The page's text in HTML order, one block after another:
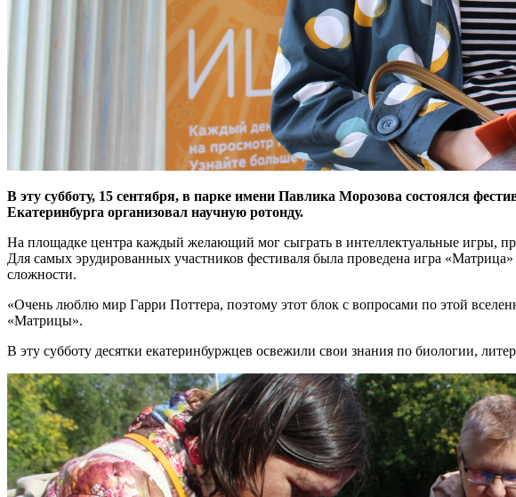
В эту субботу, 15 сентября, в парке имени Павлика Морозова состоялся
Екатеринбурга организовал научную ротонду.
На площадке центра каждый желающий мог сыграть в интеллектуальные игры,
Для самых эрудированных участников фестиваля была проведена игра
сложности.
«Очень люблю мир Гарри Поттера, поэтому этот блок с вопросами по этой
«Матрицы».
В эту субботу десятки екатеринбуржцев освежили свои знания по биологии,